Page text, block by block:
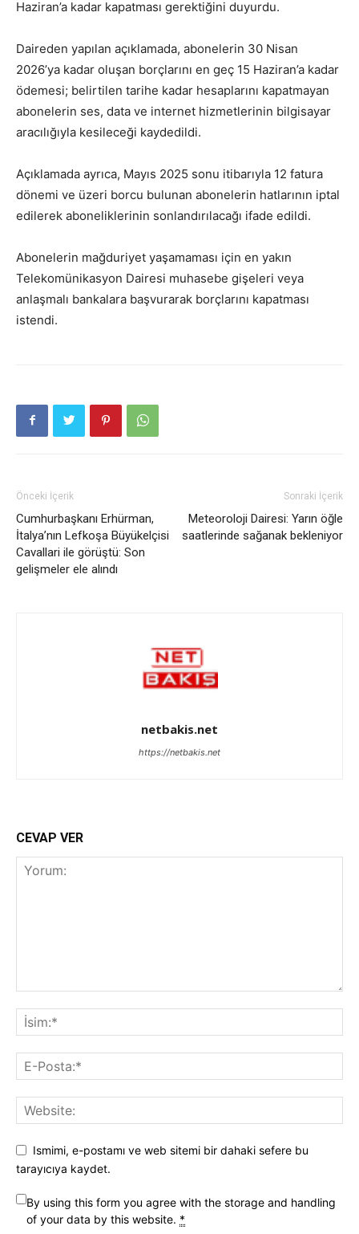
Haziran’a kadar kapatması gerektiğini duyurdu.
Daireden yapılan açıklamada, abonelerin 30 Nisan
2026’ya kadar oluşan borçlarını en geç 15 Haziran’a kadar
ödemesi; belirtilen tarihe kadar hesaplarını kapatmayan
abonelerin ses, data ve internet hizmetlerinin bilgisayar
aracılığıyla kesileceği kaydedildi.
Açıklamada ayrıca, Mayıs 2025 sonu itibarıyla 12 fatura
dönemi ve üzeri borcu bulunan abonelerin hatlarının iptal
edilerek aboneliklerinin sonlandırılacağı ifade edildi.
Abonelerin mağduriyet yaşamaması için en yakın
Telekomünikasyon Dairesi muhasebe gişeleri veya
anlaşmalı bankalara başvurarak borçlarını kapatması
istendi.
Önceki İçerik
Cumhurbaşkanı Erhürman,
İtalya’nın Lefkoşa Büyükelçisi
Cavallari ile görüştü: Son
gelişmeler ele alındı
Sonraki İçerik
Meteoroloji Dairesi: Yarın öğle
saatlerinde sağanak bekleniyor
netbakis.net
https://netbakis.net
CEVAP VER
Ismimi, e-postamı ve web sitemi bir dahaki sefere bu
tarayıcıya kaydet.
By using this form you agree with the storage and handling
of your data by this website. *